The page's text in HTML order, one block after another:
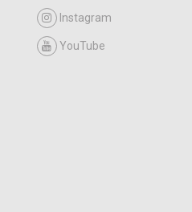
Instagram
YouTube